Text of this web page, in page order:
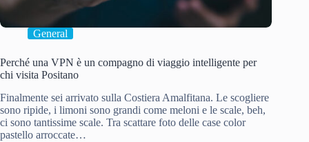
General
Perché una VPN è un compagno di viaggio intelligente per
chi visita Positano
Finalmente sei arrivato sulla Costiera Amalfitana. Le scogliere
sono ripide, i limoni sono grandi come meloni e le scale, beh,
ci sono tantissime scale. Tra scattare foto delle case color
pastello arroccate…